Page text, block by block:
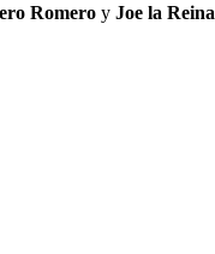
Romero y Joe la Reina